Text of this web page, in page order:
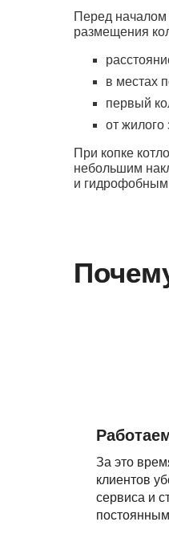
Перед началом
размещения
в местах
первый
от
При копке
небольшим
и гидрофобным
За это
клиентов
сервиса и